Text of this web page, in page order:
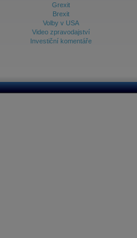
Grexit
Brexit
Volby v USA
Video zpravodajství
Investiční komentáře